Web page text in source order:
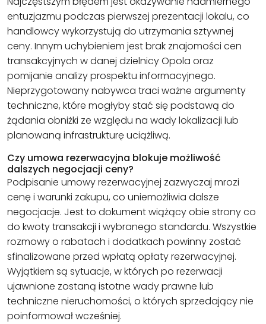
entuzjazmu podczas pierwszej prezentacji lokalu, co
handlowcy wykorzystują do utrzymania sztywnej
ceny. Innym uchybieniem jest brak znajomości cen
transakcyjnych w danej dzielnicy Opola oraz
pomijanie analizy prospektu informacyjnego.
Nieprzygotowany nabywca traci ważne argumenty
techniczne, które mogłyby stać się podstawą do
żądania obniżki ze względu na wady lokalizacji lub
planowaną infrastrukturę uciążliwą.
Czy umowa rezerwacyjna blokuje możliwość
dalszych negocjacji ceny?
Podpisanie umowy rezerwacyjnej zazwyczaj mrozi
cenę i warunki zakupu, co uniemożliwia dalsze
negocjacje. Jest to dokument wiążący obie strony co
do kwoty transakcji i wybranego standardu. Wszystkie
rozmowy o rabatach i dodatkach powinny zostać
sfinalizowane przed wpłatą opłaty rezerwacyjnej.
Wyjątkiem są sytuacje, w których po rezerwacji
ujawnione zostaną istotne wady prawne lub
techniczne nieruchomości, o których sprzedający nie
poinformował wcześniej.